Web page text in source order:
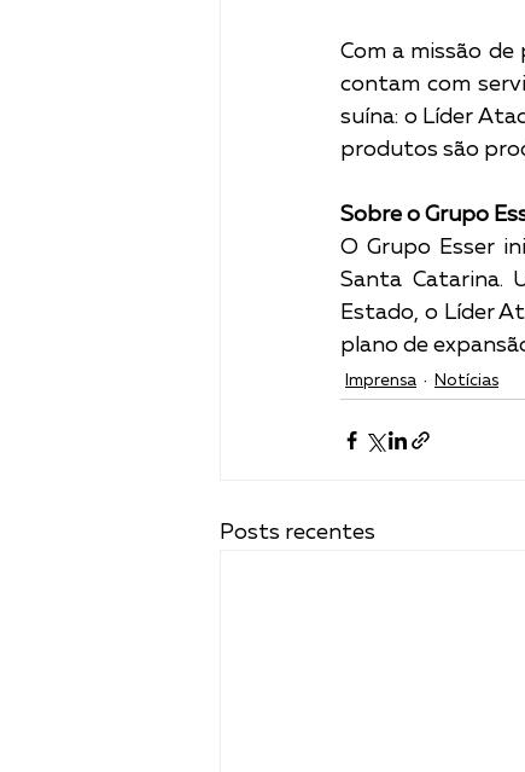
Com a missão
contam com
suína: o Líder
produtos são
Sobre o Grupo
O Grupo Esser
Santa Catarina.
Estado, o Líder
plano de
Imprensa Notícias
Posts recentes